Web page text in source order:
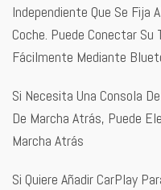
Independiente Que Se Fija
Coche. Puede Conectar
Fácilmente Mediante
Si Necesita Una Consola
De Marcha Atrás, Puede
Marcha Atrás
Si Quiere Añadir CarPlay